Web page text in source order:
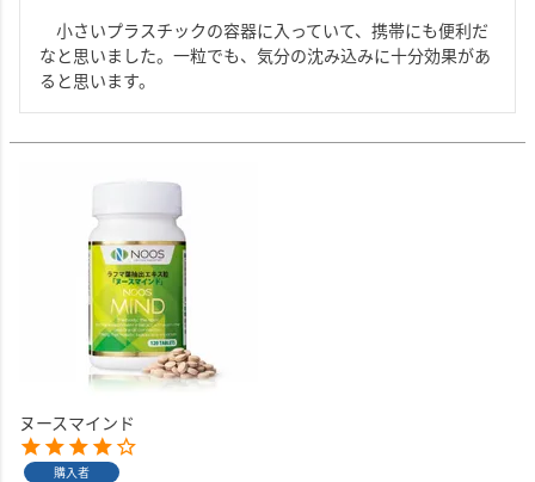
小さいプラスチックの容器に入っていて、携帯にも便利だ
なと思いました。一粒でも、気分の沈み込みに十分効果があ
ると思います。
ヌースマインド
購入者